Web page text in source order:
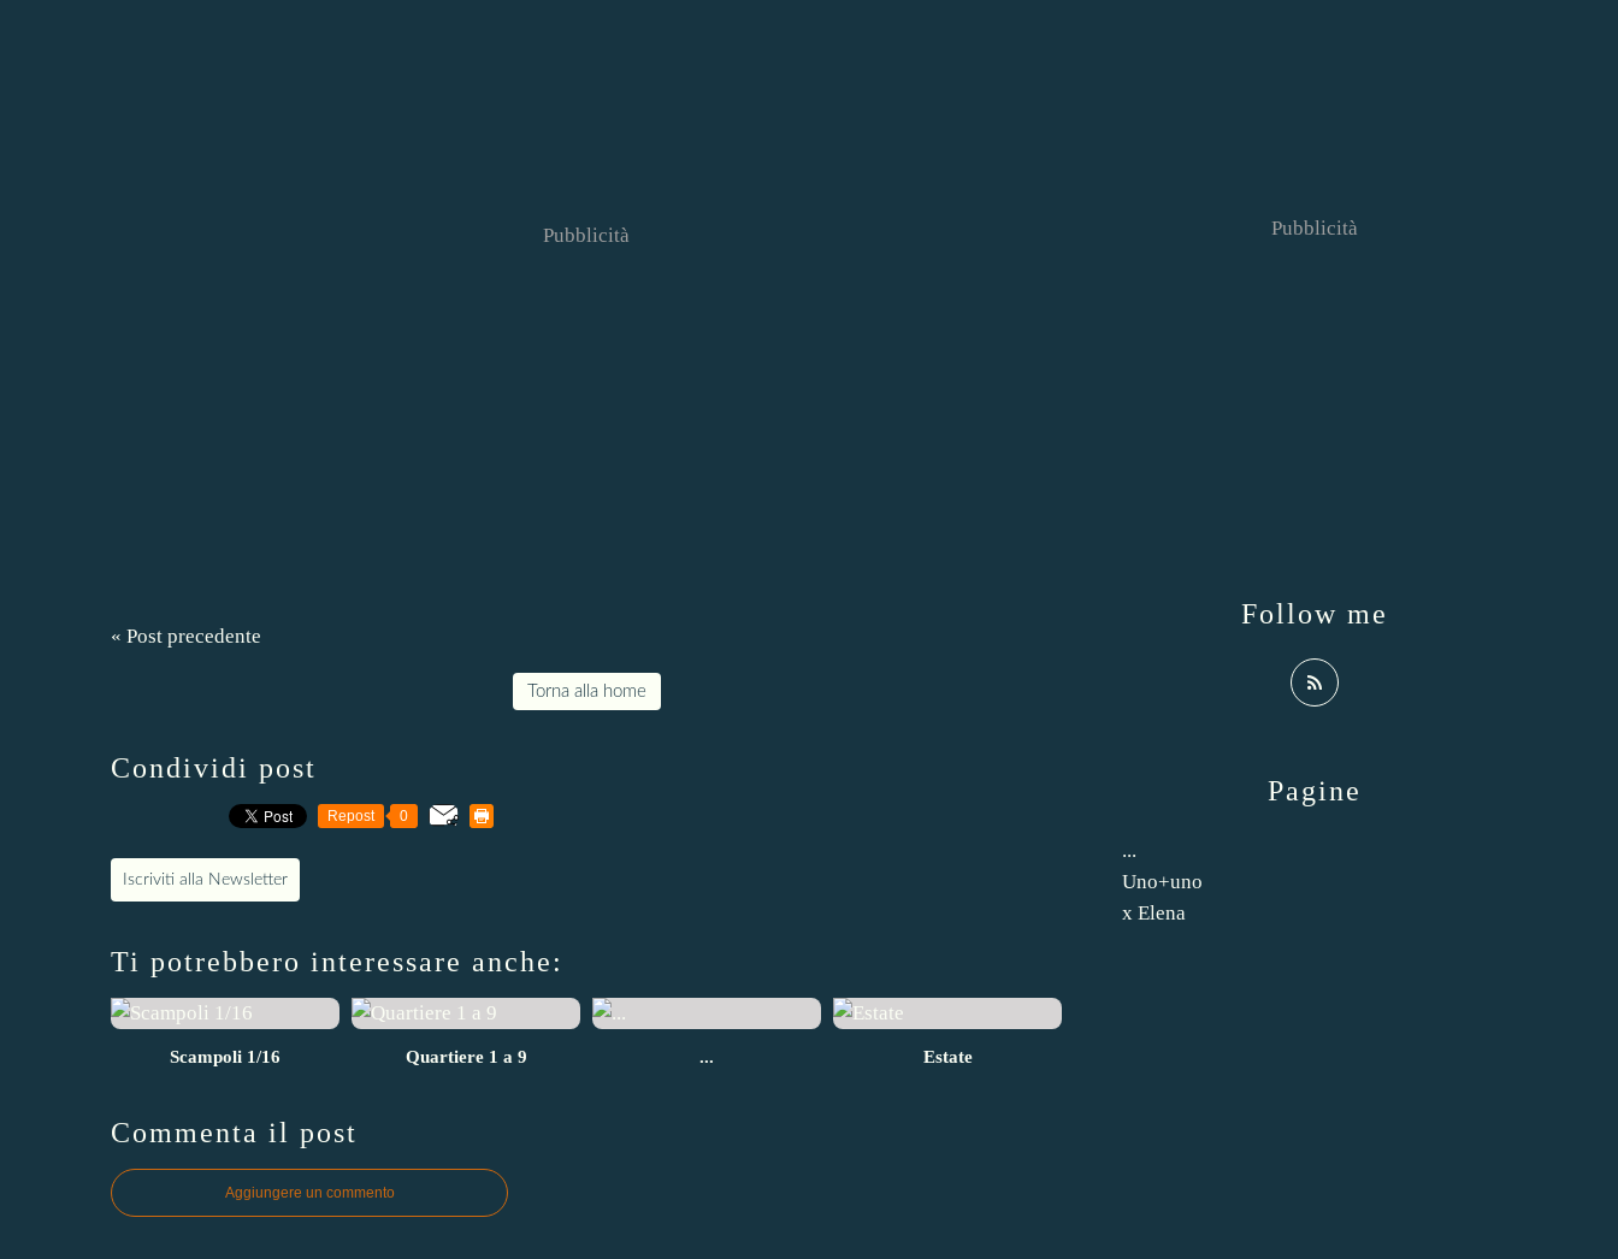
Pubblicità
« Post precedente
Torna alla home
Condividi post
Repost 0
Iscriviti alla Newsletter
Ti potrebbero interessare anche:
Scampoli 1/16 Quartiere 1 a 9 ... Estate
Commenta il post
Aggiungere un commento
Pagine
...
Uno+uno
x Elena
Follow me
Pubblicità